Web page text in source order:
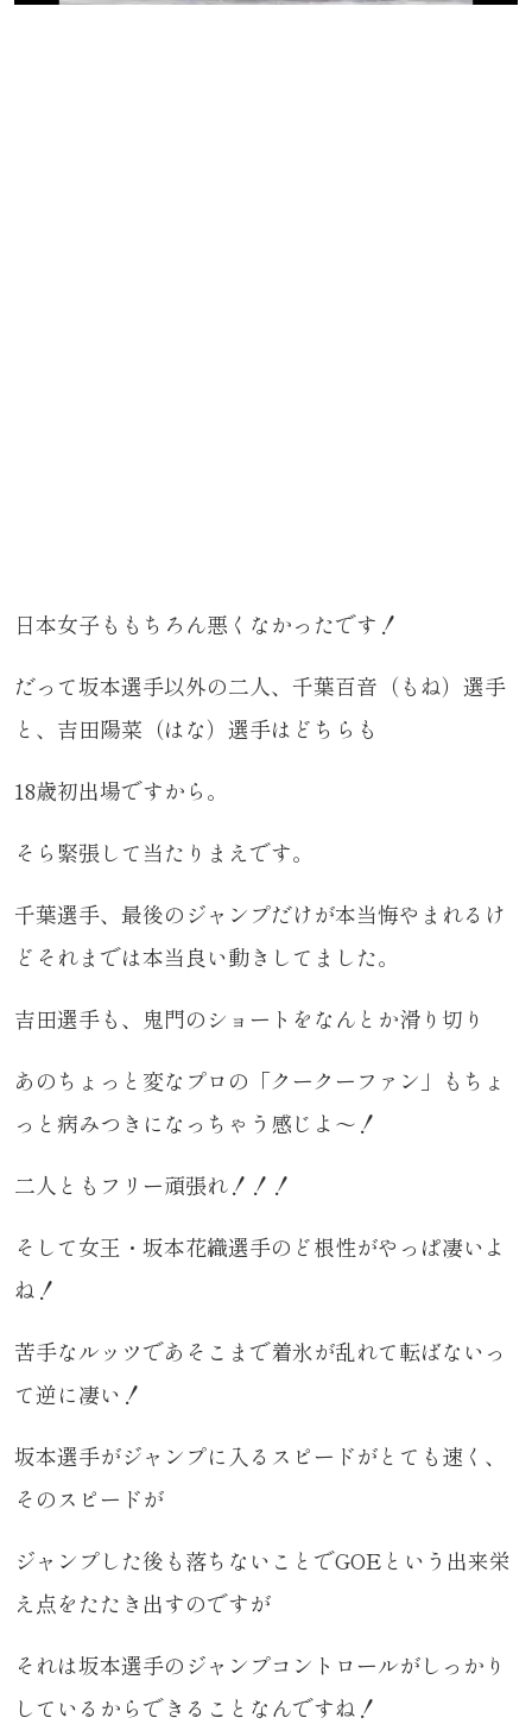
日本女子ももちろん悪くなかったです！
だって坂本選手以外の二人、千葉百音（もね）選手
と、吉田陽菜（はな）選手はどちらも
18歳初出場ですから。
そら緊張して当たりまえです。
千葉選手、最後のジャンプだけが本当悔やまれるけ
どそれまでは本当良い動きしてました。
吉田選手も、鬼門のショートをなんとか滑り切り
あのちょっと変なプロの「クークーファン」もちょ
っと病みつきになっちゃう感じよ～！
二人ともフリー頑張れ！！！
そして女王・坂本花織選手のど根性がやっぱ凄いよ
ね！
苦手なルッツであそこまで着氷が乱れて転ばないっ
て逆に凄い！
坂本選手がジャンプに入るスピードがとても速く、
そのスピードが
ジャンプした後も落ちないことでGOEという出来栄
え点をたたき出すのですが
それは坂本選手のジャンプコントロールがしっかり
しているからできることなんですね！